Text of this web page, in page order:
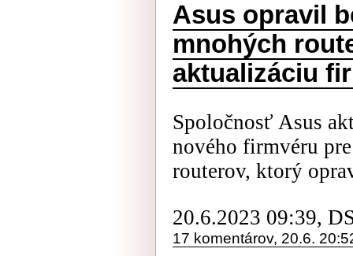
Asus opravil
mnohých
aktualizáciu
Spoločnosť Asus
nového firmvéru
routerov, ktorý
20.6.2023 09:39,
17 komentárov, 20.6.